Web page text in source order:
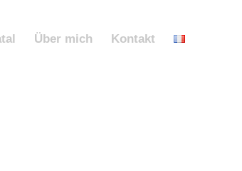
Über mich Kontakt